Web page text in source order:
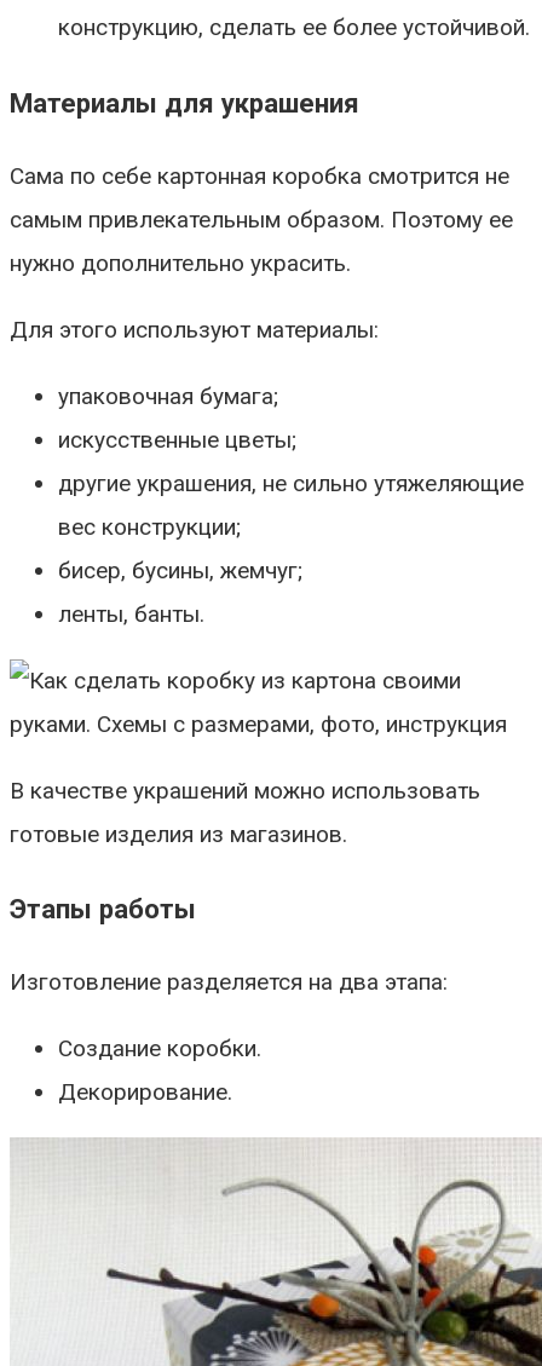
конструкцию, сделать ее более устойчивой.
Материалы для украшения
Сама по себе картонная коробка смотрится не
самым привлекательным образом. Поэтому ее
нужно дополнительно украсить.
Для этого используют материалы:
упаковочная бумага;
искусственные цветы;
другие украшения, не сильно утяжеляющие
вес конструкции;
бисер, бусины, жемчуг;
ленты, банты.
В качестве украшений можно использовать
готовые изделия из магазинов.
Этапы работы
Изготовление разделяется на два этапа:
Создание коробки.
Декорирование.